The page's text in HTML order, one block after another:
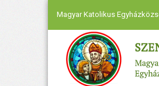
Magyar Katolikus